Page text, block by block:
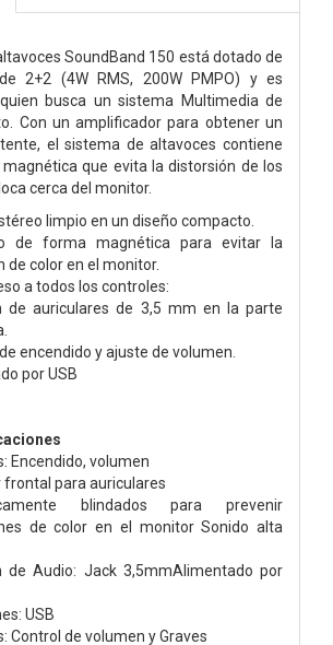
SoundBand 150 está dotado de
2+2 (4W RMS, 200W PMPO) y es
busca un sistema Multimedia de
Con un amplificador para obtener un
el sistema de altavoces contiene
que evita la distorsión de los
cerca del monitor.
limpio en un diseño compacto.
de forma magnética para evitar la
de color en el monitor.
a todos los controles:
de auriculares de 3,5 mm en la parte
encendido y ajuste de volumen.
por USB
Encendido, volumen
frontal para auriculares
blindados para prevenir
de color en el monitor Sonido alta
de Audio: Jack 3,5mmAlimentado por
USB
Control de volumen y Graves